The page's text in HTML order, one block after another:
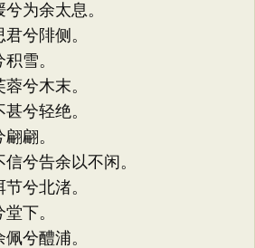
为余太息。
兮陫侧。
雪。
兮木末。
兮轻绝。
翩。
兮告余以不闲。
兮北渚。
下。
兮醴浦。